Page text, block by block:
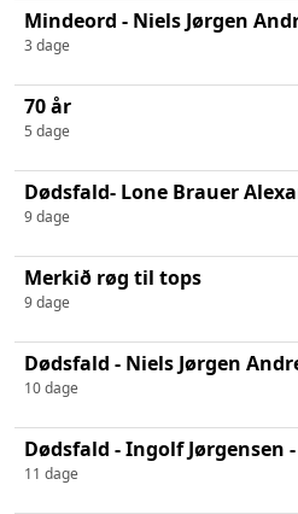
Mindeord - Niels Jørgen
3 dage
70 år
5 dage
Dødsfald- Lone Brauer
9 dage
Merkið røg til tops
9 dage
Dødsfald - Niels Jørgen
10 dage
Dødsfald - Ingolf Jørgensen
11 dage